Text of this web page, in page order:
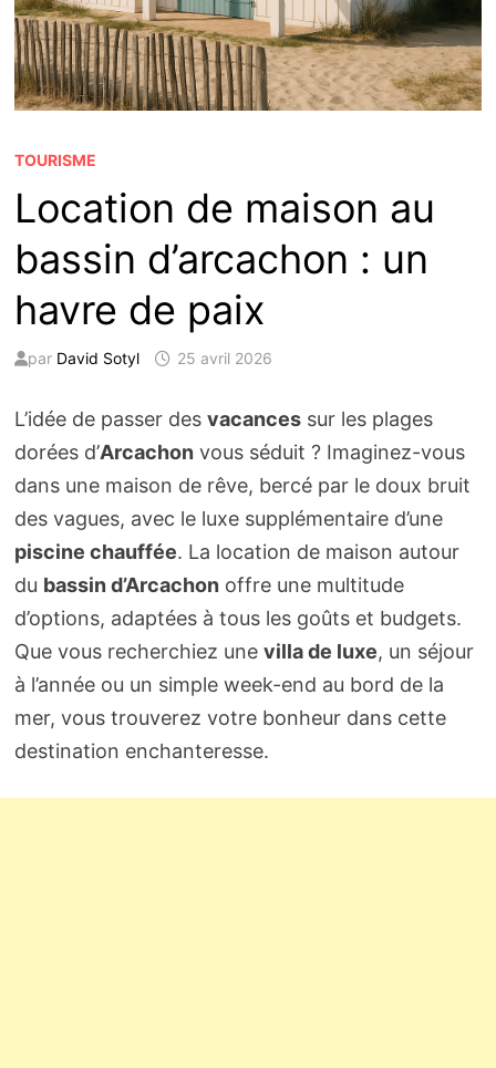
TOURISME
Location de maison au
bassin d’arcachon : un
havre de paix
par David Sotyl 25 avril 2026
L’idée de passer des vacancessur les plages
dorées d’Arcachon vous séduit ? Imaginez-vous
dans une maison de rêve, bercé par le doux bruit
des vagues, avec le luxe supplémentaire d’une
piscine chauffée. La location de maison autour
du bassin d’Arcachon offre une multitude
d’options, adaptées à tous les goûts et budgets.
Que vous recherchiez une villa de luxe, un séjour
à l’année ou un simple week-end au bord de la
mer, vous trouverez votre bonheur dans cette
destination enchanteresse.